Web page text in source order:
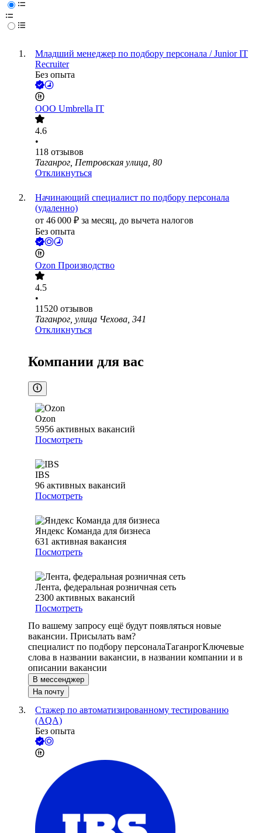
Младший менеджер по подбору персонала / Junior IT
Recruiter
Без опыта
ООО Umbrella IT
4.6
•
118 отзывов
Таганрог, Петровская улица, 80
Откликнуться
Начинающий специалист по подбору персонала
(удаленно)
от 46 000 ₽ за месяц, до вычета налогов
Без опыта
Ozon Производство
4.5
•
11520 отзывов
Таганрог, улица Чехова, 341
Откликнуться
Компании для вас
Ozon
5956 активных вакансий
Посмотреть
IBS
96 активных вакансий
Посмотреть
Яндекс Команда для бизнеса
631 активная вакансия
Посмотреть
Лента, федеральная розничная сеть
2300 активных вакансий
Посмотреть
По вашему запросу ещё будут появляться новые
вакансии. Присылать вам?
специалист по подбору персоналаТаганрогКлючевые
слова в названии вакансии, в названии компании и в
описании вакансии
В мессенджер
На почту
Стажер по автоматизированному тестированию
(AQA)
Без опыта